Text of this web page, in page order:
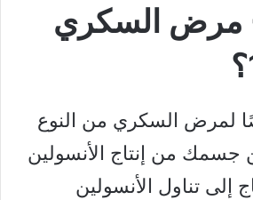
مرض السكري
لمرض السكري من النوع
جسمك من إنتاج الأنسولين
إلى تناول الأنسولين